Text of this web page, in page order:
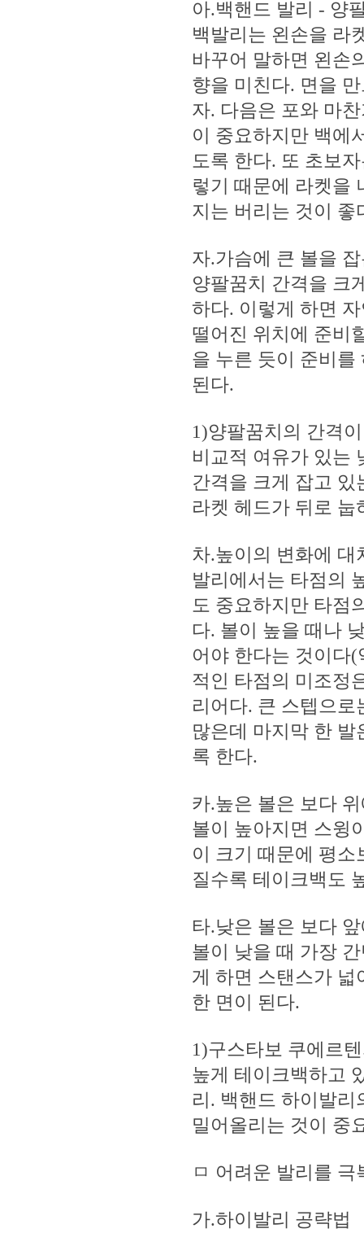
아.백핸드 발리 - 양
백발리는 왼손을 라
바꾸어 말하면 왼손
향을 미친다. 면을
자. 다음은 포와 마
이 중요하지만 백에
도록 한다. 또 초보
렇기 때문에 라켓을
지는 버리는 것이
자.가슴에 큰 볼을
양팔꿈치 간격을 크
하다. 이렇게 하면
떨어진 위치에 준비
을 누른 듯이 준비
된다.
1)양팔꿈치의 간격
비교적 여유가 있는
간격을 크게 잡고
라켓 헤드가 뒤로
차.높이의 변화에 대
발리에서는 타점의
도 중요하지만 타점
다. 볼이 높을 때나
어야 한다는 것이다
적인 타점의 미조정
리어다. 큰 스텝으
많은데 마지막 한
록 한다.
카.높은 볼은 보다
볼이 높아지면 스윙
이 크기 때문에 평
질수록 테이크백도
타.낮은 볼은 보다
볼이 낮을 때 가장
게 하면 스탠스가
한 면이 된다.
1)구스타보 쿠에르
높게 테이크백하고
리. 백핸드 하이발
밀어올리는 것이 중
ㅁ 어려운 발리를 극
가.하이발리 공략법